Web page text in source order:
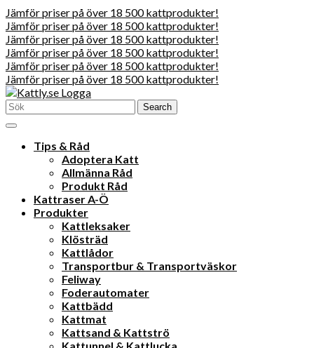
Jämför priser på över 18 500 kattprodukter!
Jämför priser på över 18 500 kattprodukter!
Jämför priser på över 18 500 kattprodukter!
Jämför priser på över 18 500 kattprodukter!
Jämför priser på över 18 500 kattprodukter!
Jämför priser på över 18 500 kattprodukter!
Skip
to
content
Skip
Search
for:
Open
Tips & Råd
Adoptera Katt
Allmänna Råd
Produkt Råd
Kattraser A-Ö
Produkter
Kattleksaker
Klösträd
Kattlådor
Transportbur & Transportväskor
Feliway
Foderautomater
Kattbädd
Kattmat
Kattsand & Kattströ